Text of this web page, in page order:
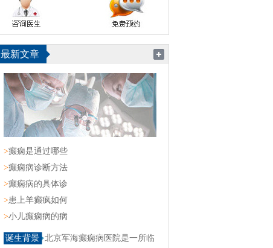
最新文章
>癫痫是通过哪些
>癫痫病诊断方法
>癫痫病的具体诊
>患上羊癫疯如何
>小儿癫痫病的病
诞生背景 北京军海癫痫病医院是一所临